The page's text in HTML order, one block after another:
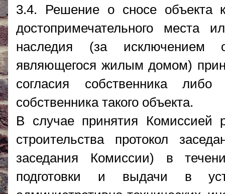
3.4. Решение о сносе объекта
достопримечательного места
наследия (за исключением
являющегося жилым домом)
согласия собственника
собственника такого объекта.
В случае принятия Комиссией
строительства протокол
заседания Комиссии) в
подготовки и выдачи в